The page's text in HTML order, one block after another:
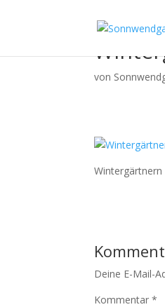
von
Deine E-Mail-
Kommentar*